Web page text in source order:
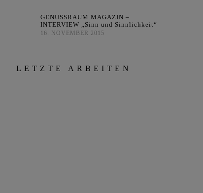
GENUSSRAUM MAGAZIN –
INTERVIEW „Sinn und Sinnlichkeit“
16. NOVEMBER 2015
LETZTE ARBEITEN